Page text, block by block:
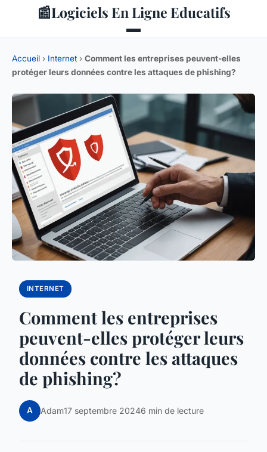
📰Logiciels En Ligne Educatifs
Accueil › Internet › Comment les entreprises peuvent-elles
protéger leurs données contre les attaques de phishing?
INTERNET
Comment les entreprises
peuvent-elles protéger leurs
données contre les attaques
de phishing?
A Adam17 septembre 20246 min de lecture